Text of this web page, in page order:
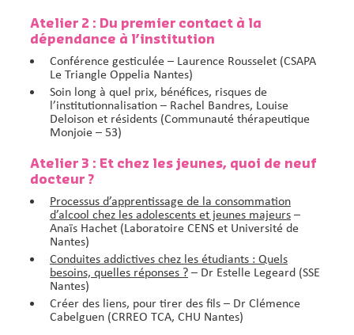
Atelier 2 : Du premier contact à la
dépendance à l’institution
Conférence gesticulée – Laurence Rousselet (CSAPA
Le Triangle Oppelia Nantes)
Soin long à quel prix, bénéfices, risques de
l’institutionnalisation – Rachel Bandres, Louise
Deloison et résidents (Communauté thérapeutique
Monjoie – 53)
Atelier 3 : Et chez les jeunes, quoi de neuf
docteur ?
Processus d’apprentissage de la consommation
d’alcool chez les adolescents et jeunes majeurs –
Anaïs Hachet (Laboratoire CENS et Université de
Nantes)
Conduites addictives chez les étudiants : Quels
besoins, quelles réponses ? – Dr Estelle Legeard (SSE
Nantes)
Créer des liens, pour tirer des fils – Dr Clémence
Cabelguen (CRREO TCA, CHU Nantes)